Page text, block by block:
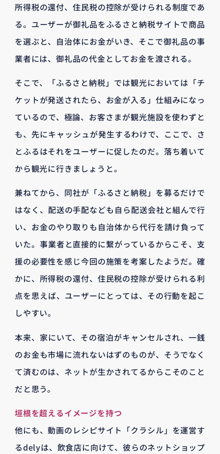
所得税の還付、住民税の控除が受けられる制度であ
る。ユーザーが御礼品をふるさと納税サイトで商品
を選ぶと、自治体にお金がいき、そこで御礼品の事
業者には、御礼品の代金としてお金を渡される。
そこで、「ふるさと納税」では観光においては「チ
ケットが発送されたら、お金が入る」仕組みになっ
ているので、極論、お客さまが観光施設を使わずと
も、先にキャッシュが発生するわけで、ここで、さ
とふるはそれをユーザーに促したのだ。落ち着いて
から観光に行きましょうと。
兼ねてから、同社が「ふるさと納税」を募るだけで
はなく、配送の手配なども自ら配送会社と組んで行
い、お金のやり取りも自治体から代行を請け負って
いた。事業者と直接的に繋がっているからこそ、支
援の必要性を感じ今回の施策を考案したようだ。確
かに、所得税の還付、住民税の控除が受けられる利
点を思えば、ユーザーにとっては、その行動を起こ
しやすい。
本来、家にいて、その宿泊がキャンセルされ、一銭
のお金も市場に流れないはずのものが、そうでなく
て済むのは、ネットが生かされてるからこそのこと
だと思う。
垣根を超えるイメージを持つ
他にも、動画のレシピサイト「クラシル」を運営す
るdelyは、飲食店に向けて、彼らのネットショップ